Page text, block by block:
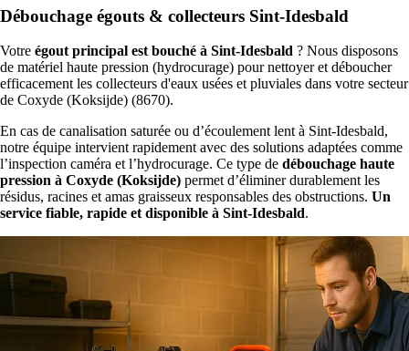
Débouchage égouts & collecteurs Sint-Idesbald
Votre égout principal est bouché à Sint-Idesbald ? Nous disposons
de matériel haute pression (hydrocurage) pour nettoyer et déboucher
efficacement les collecteurs d'eaux usées et pluviales dans votre secteur
de Coxyde (Koksijde) (8670).
En cas de canalisation saturée ou d’écoulement lent à Sint-Idesbald,
notre équipe intervient rapidement avec des solutions adaptées comme
l’inspection caméra et l’hydrocurage. Ce type de débouchage haute
pression à Coxyde (Koksijde) permet d’éliminer durablement les
résidus, racines et amas graisseux responsables des obstructions. Un
service fiable, rapide et disponible à Sint-Idesbald.